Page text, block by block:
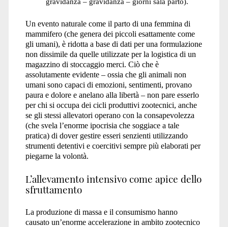
Un evento naturale come il parto di una femmina di
mammifero (che genera dei piccoli esattamente come
gli umani), è ridotta a base di dati per una formulazione
non dissimile da quelle utilizzate per la logistica di un
magazzino di stoccaggio merci. Ciò che è
assolutamente evidente – ossia che gli animali non
umani sono capaci di emozioni, sentimenti, provano
paura e dolore e anelano alla libertà – non pare esserlo
per chi si occupa dei cicli produttivi zootecnici, anche
se gli stessi allevatori operano con la consapevolezza
(che svela l’enorme ipocrisia che soggiace a tale
pratica) di dover gestire esseri senzienti utilizzando
strumenti detentivi e coercitivi sempre più elaborati per
piegarne la volontà.
L’allevamento intensivo come apice dello
sfruttamento
La produzione di massa e il consumismo hanno
causato un’enorme accelerazione in ambito zootecnico